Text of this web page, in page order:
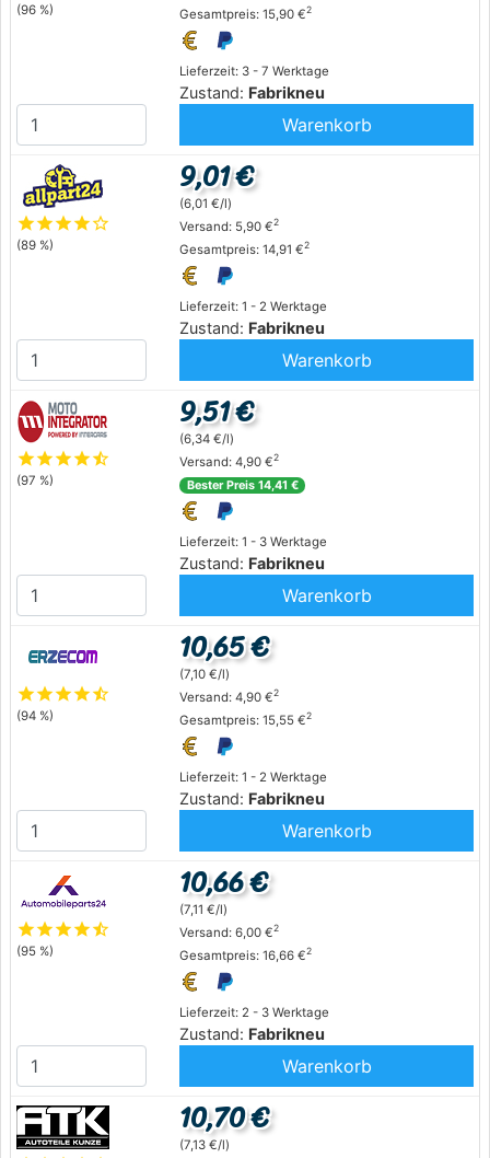
(96 %)
Lieferzeit: 3 - 7 Werktage
Zustand: Fabrikneu
Gesamtpreis: 15,90 €2
Warenkorb
starstarstarstarstar_outline
(89 %)
Lieferzeit: 1 - 2 Werktage
Zustand: Fabrikneu
9,01 €
(6,01 €/l)
Versand: 5,90 €2
Gesamtpreis: 14,91 €2
Warenkorb
starstarstarstarstar_half
(97 %)
Lieferzeit: 1 - 3 Werktage
Zustand: Fabrikneu
9,51 €
(6,34 €/l)
Versand: 4,90 €2
Bester Preis 14,41 €
Warenkorb
starstarstarstarstar_half
(94 %)
Lieferzeit: 1 - 2 Werktage
Zustand: Fabrikneu
10,65 €
(7,10 €/l)
Versand: 4,90 €2
Gesamtpreis: 15,55 €2
Warenkorb
starstarstarstarstar_half
(95 %)
Lieferzeit: 2 - 3 Werktage
Zustand: Fabrikneu
10,66 €
(7,11 €/l)
Versand: 6,00 €2
Gesamtpreis: 16,66 €2
Warenkorb
10,70 €
(7,13 €/l)